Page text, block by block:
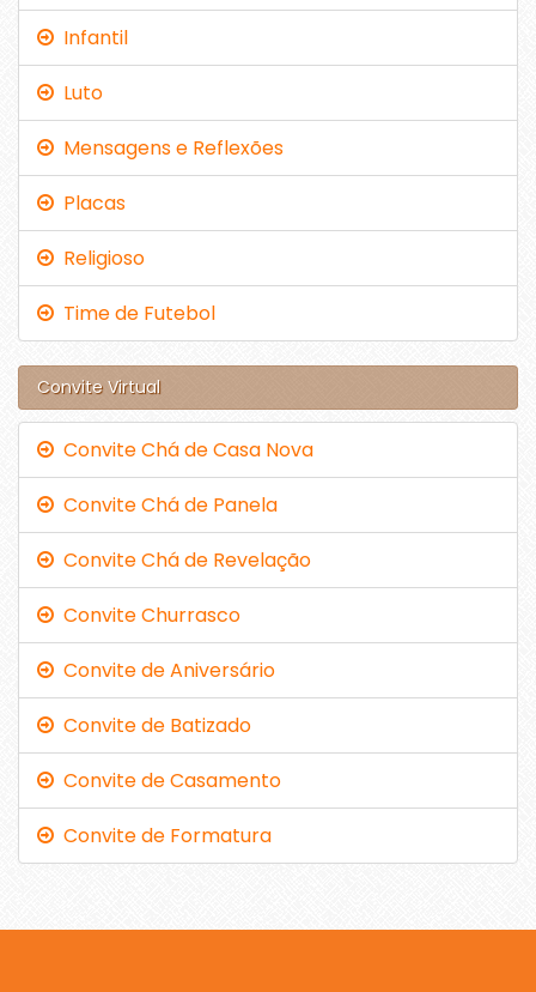
Infantil
Luto
Mensagens e Reflexões
Placas
Religioso
Time de Futebol
Convite Virtual
Convite Chá de Casa Nova
Convite Chá de Panela
Convite Chá de Revelação
Convite Churrasco
Convite de Aniversário
Convite de Batizado
Convite de Casamento
Convite de Formatura